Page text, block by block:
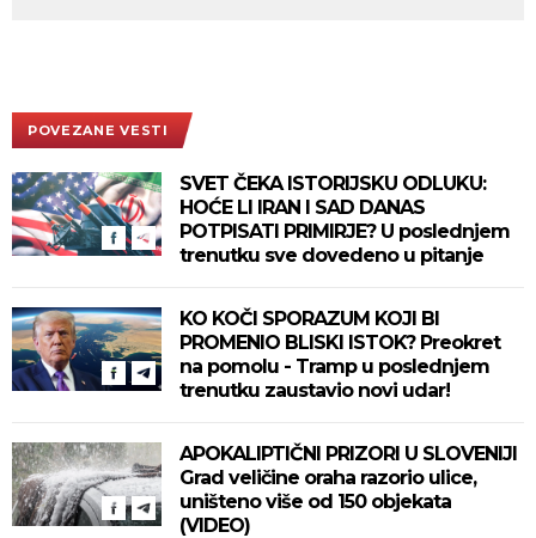
POVEZANE VESTI
SVET ČEKA ISTORIJSKU ODLUKU:
HOĆE LI IRAN I SAD DANAS
POTPISATI PRIMIRJE? U poslednjem
trenutku sve dovedeno u pitanje
KO KOČI SPORAZUM KOJI BI
PROMENIO BLISKI ISTOK? Preokret
na pomolu - Tramp u poslednjem
trenutku zaustavio novi udar!
APOKALIPTIČNI PRIZORI U SLOVENIJI
Grad veličine oraha razorio ulice,
uništeno više od 150 objekata
(VIDEO)